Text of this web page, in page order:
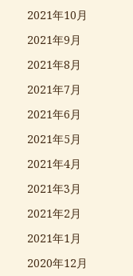
2021年10月
2021年9月
2021年8月
2021年7月
2021年6月
2021年5月
2021年4月
2021年3月
2021年2月
2021年1月
2020年12月